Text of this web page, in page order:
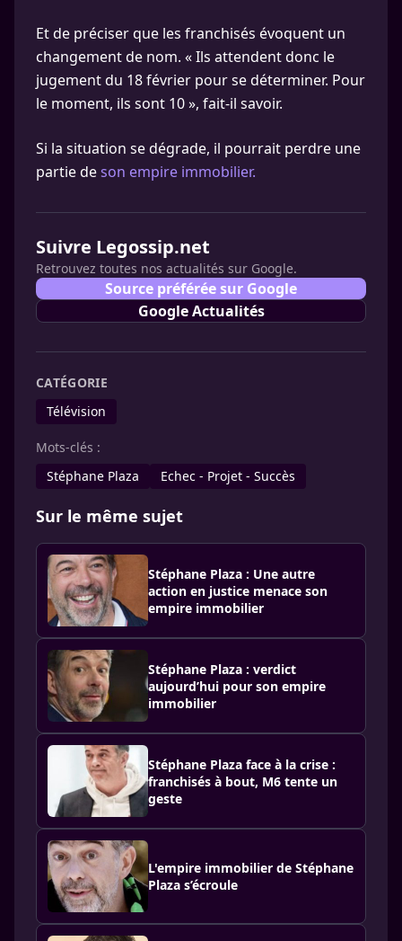
Et de préciser que les franchisés évoquent un
changement de nom. « Ils attendent donc le
jugement du 18 février pour se déterminer. Pour
le moment, ils sont 10 », fait-il savoir.
Si la situation se dégrade, il pourrait perdre une
partie deson empire immobilier.
Suivre Legossip.net
Retrouvez toutes nos actualités sur Google.
Source préférée sur Google
Google Actualités
CATÉGORIE
Télévision
Mots-clés :
Stéphane Plaza
Echec - Projet - Succès
Sur le même sujet
Stéphane Plaza : Une autre
action en justice menace son
empire immobilier
Stéphane Plaza : verdict
aujourd’hui pour son empire
immobilier
Stéphane Plaza face à la crise :
franchisés à bout, M6 tente un
geste
L'empire immobilier de Stéphane
Plaza s’écroule